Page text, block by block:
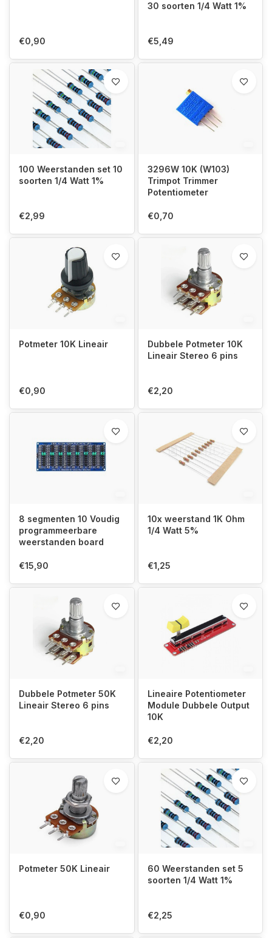
€0,90
30 soorten 1/4 Watt 1%
€5,49
100 Weerstanden set 10
soorten 1/4 Watt 1%
€2,99
3296W 10K (W103)
Trimpot Trimmer
Potentiometer
€0,70
Potmeter 10K Lineair
€0,90
Dubbele Potmeter 10K
Lineair Stereo 6 pins
€2,20
8 segmenten 10 Voudig
programmeerbare
weerstanden board
€15,90
10x weerstand 1K Ohm
1/4 Watt 5%
€1,25
Dubbele Potmeter 50K
Lineair Stereo 6 pins
€2,20
Lineaire Potentiometer
Module Dubbele Output
10K
€2,20
Potmeter 50K Lineair
€0,90
60 Weerstanden set 5
soorten 1/4 Watt 1%
€2,25